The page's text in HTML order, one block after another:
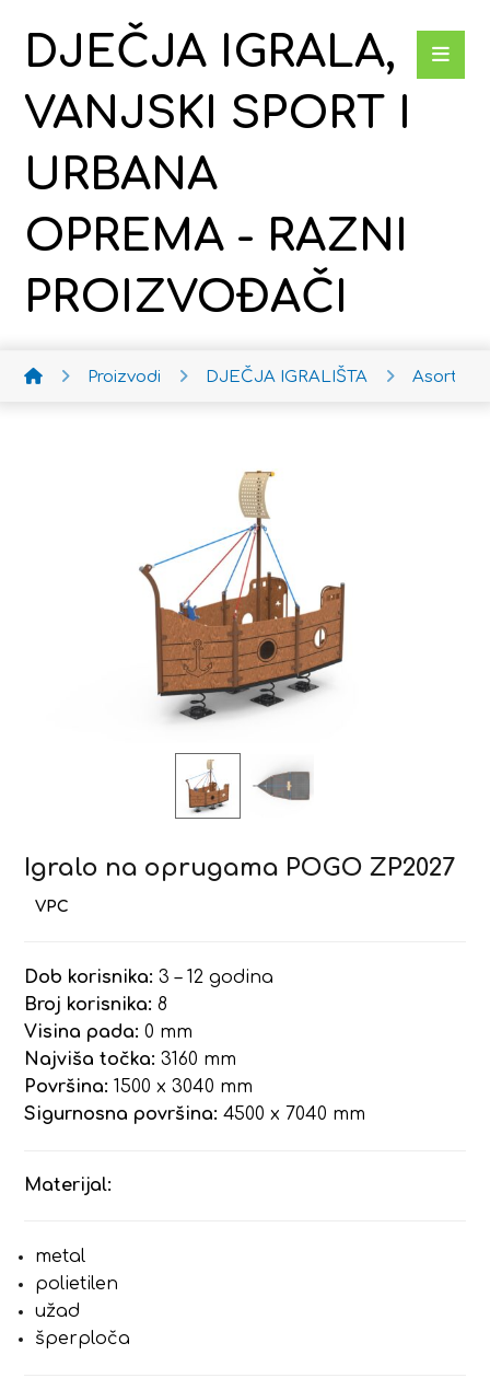
DJEČJA IGRALA,
VANJSKI SPORT I
URBANA
OPREMA - RAZNI
PROIZVOĐAČI
Proizvodi DJEČJA IGRALIŠTA
Igralo na oprugama POGO ZP2027
Dob korisnika: 3 – 12 godina
Broj korisnika: 8
Visina pada: 0 mm
Najviša točka: 3160 mm
Površina: 1500 x 3040 mm
Sigurnosna površina: 4500 x 7040 mm
Materijal:
metal
polietilen
užad
šperploča